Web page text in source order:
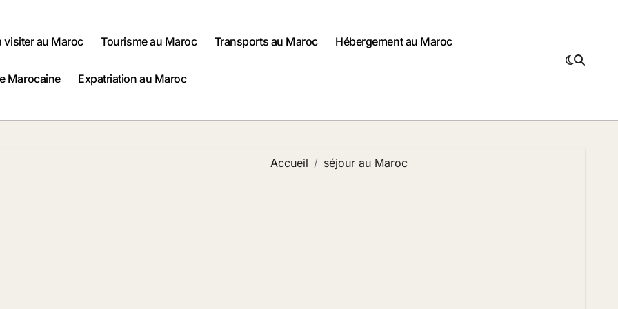
visiter au Maroc Tourisme au Maroc Transports au Maroc Hébergement au Maroc
Marocaine Expatriation au Maroc
Accueil séjour au Maroc